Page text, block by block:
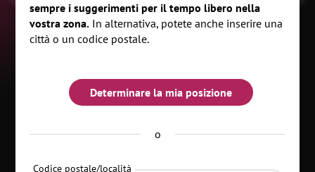
Categorie
sempre i suggerimenti per il tempo libero nella
vostra zona. In alternativa, potete anche inserire una
città o un codice postale.
Determinare la mia posizione
o
Codice postale/località